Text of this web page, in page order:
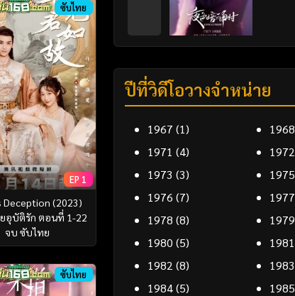
ซับไทย
EP 1
Deception (2023)
อุบัติรัก ตอนที่ 1-22
จบ ซับไทย
ซับไทย
ปีที่วิดีโอวางจำหน่าย
1967 (1) 1968
1971 (4) 1972
1973 (3) 1975
1976 (7) 1977
1978 (8) 1979
1980 (5) 1981
1982 (8) 1983
1984(5) 1985